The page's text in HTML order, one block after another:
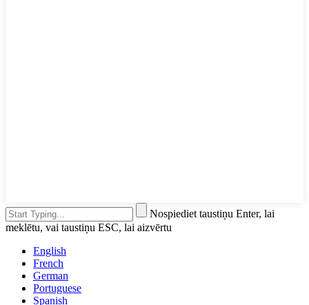
Nospiediet taustiņu Enter, lai
meklētu, vai taustiņu ESC, lai aizvērtu
English
French
German
Portuguese
Spanish